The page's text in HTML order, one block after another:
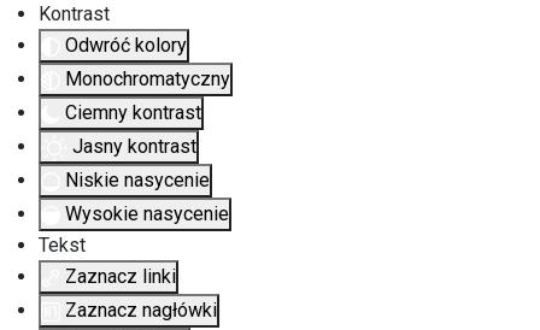
Kontrast
Odwróć kolory
Monochromatyczny
Ciemny kontrast
Jasny kontrast
Niskie nasycenie
Wysokie nasycenie
Tekst
Zaznacz linki
Zaznacz nagłówki